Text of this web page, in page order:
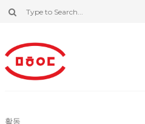
활동